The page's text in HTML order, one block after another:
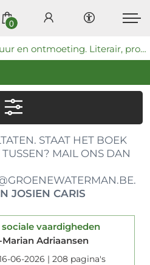
Een huis voor boeken, cultuur en ontmoeting. Literair, progressief en coöperatief.
0
STAAT HET BOEK
MAIL ONS DAN
JOSIEN CARIS
vaardigheden
Adriaansen
06-2026 | 208 pagina's